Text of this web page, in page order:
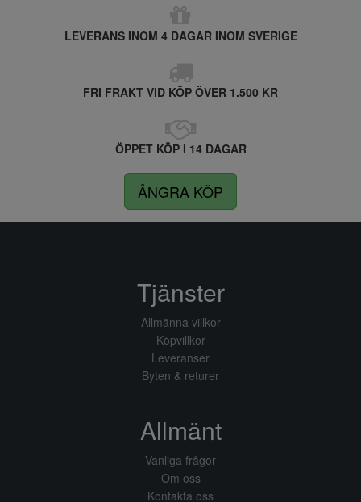
LEVERANS INOM 4 DAGAR INOM SVERIGE
FRI FRAKT VID KÖP ÖVER 1.500 KR
ÖPPET KÖP I 14 DAGAR
ÅNGRA KÖP
Tjänster
Allmänna villkor
Köpvillkor
Leveranser
Byten & returer
Allmänt
Vanliga frågor
Om oss
Kontakta oss